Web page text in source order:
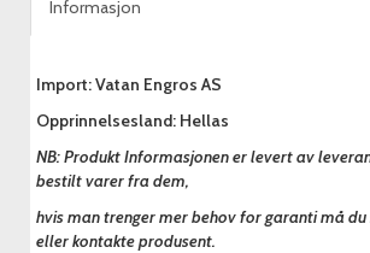
Informasjon
Import: Vatan Engros AS
Opprinnelsesland: Hellas
NB: Produkt Informasjonen er levert av
bestilt varer fra dem,
hvis man trenger mer behov for garanti må du
eller kontakte produsent.